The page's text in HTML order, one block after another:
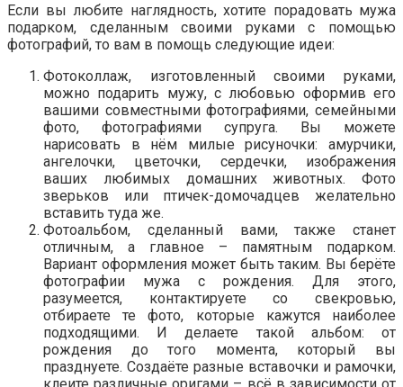
Если вы любите наглядность, хотите порадовать мужа
подарком, сделанным своими руками с помощью
фотографий, то вам в помощь следующие идеи:
Фотоколлаж, изготовленный своими руками,
можно подарить мужу, с любовью оформив его
вашими совместными фотографиями, семейными
фото, фотографиями супруга. Вы можете
нарисовать в нём милые рисуночки: амурчики,
ангелочки, цветочки, сердечки, изображения
ваших любимых домашних животных. Фото
зверьков или птичек-домочадцев желательно
вставить туда же.
Фотоальбом, сделанный вами, также станет
отличным, а главное – памятным подарком.
Вариант оформления может быть таким. Вы берёте
фотографии мужа с рождения. Для этого,
разумеется, контактируете со свекровью,
отбираете те фото, которые кажутся наиболее
подходящими. И делаете такой альбом: от
рождения до того момента, который вы
празднуете. Создаёте разные вставочки и рамочки,
клеите различные оригами – всё в зависимости от